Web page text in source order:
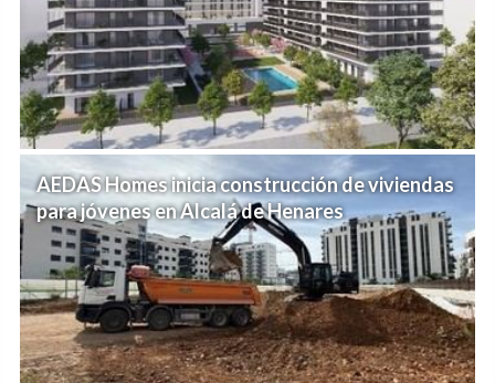
AEDAS Homes inicia construcción de viviendas
para jóvenes en Alcalá de Henares